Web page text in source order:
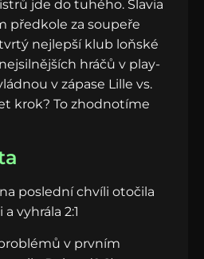
jde do tuhého. Slavia
předkole za soupeře
nejlepší klub loňské
hráčů v play-
v zápase Lille vs.
krok? To zhodnotíme
poslední chvíli otočila
vyhrála 2:1
v prvním